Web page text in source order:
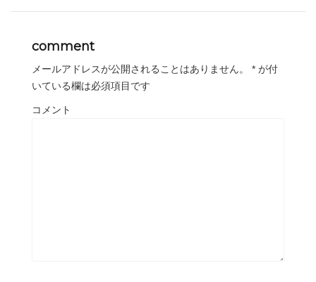
comment
メールアドレスが公開されることはありません。 * が付
いている欄は必須項目です
コメント